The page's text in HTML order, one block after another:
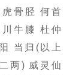
虎骨胫 何首
牛膝 杜仲
当归(以上
两) 威灵仙